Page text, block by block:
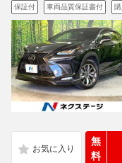
保証付 車両品質保証書付
無
料